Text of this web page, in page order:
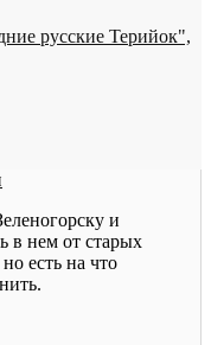
русские Терийок",
и
в нем от старых
есть на что